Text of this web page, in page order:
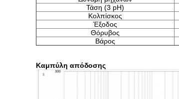
Τάση (3 pH)
Κολπίσκος
Έξοδος
Θόρυβος
Βάρος
Καμπύλη απόδοσης